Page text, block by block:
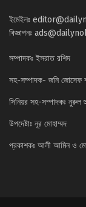
ইমেইলঃ
বিজ্ঞাপনঃ
সম্পাদকঃ ইসরাত রশিদ
সহ-সম্পাদক- জনি জোসেফ
সিনিয়র সহ-সম্পাদকঃ নুরুল
উপদেষ্টাঃ নূর মোহাম্মদ
প্রকাশকঃ আলী আমিন ও